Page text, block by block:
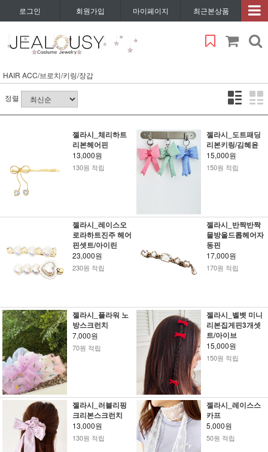
로그인 회원가입 마이페이지 최근본상품
HAIR ACC/브로치/키링/장갑
정렬
젤라시_체리하트
리본헤어핀
13,000원
130원 적립
젤라시_도트패딩
리본키링/김혜윤
15,000원
150원 적립
젤라시_레이스오
로라하트진주 헤어
핀셋트/아이린
23,000원
230원 적립
젤라시_반짝반짝
물방울드롭헤어자
동핀
17,000원
170원 적립
젤라시_플라워 노
방스크런치
7,000원
70원 적립
젤라시_벨벳 미니
리본집게핀3개셋
트/아이브
15,000원
150원 적립
젤라시_러블리핑
크리본스크런치
13,000원
130원 적립
젤라시_레이스스
카프
5,000원
50원 적립